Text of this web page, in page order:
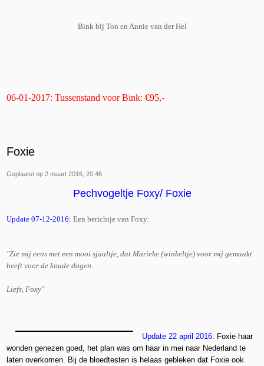
Bink bij Ton en Annie van der Hel
06-01-2017: Tussenstand voor Bink: €95,-
Foxie
Geplaatst op 2 maart 2016, 20:46
Pechvogeltje Foxy/ Foxie
Update 07-12-2016: Een berichtje van Foxy:
"Zie mij eens met een mooi sjaaltje, dat Marieke (winkeltje) voor mij gemaakt
heeft voor de koude dagen.
Liefs, Foxy"
Update 22 april 2016: Foxie haar
wonden genezen goed, het plan was om haar in mei naar Nederland te
laten overkomen. Bij de bloedtesten is helaas gebleken dat Foxie ook